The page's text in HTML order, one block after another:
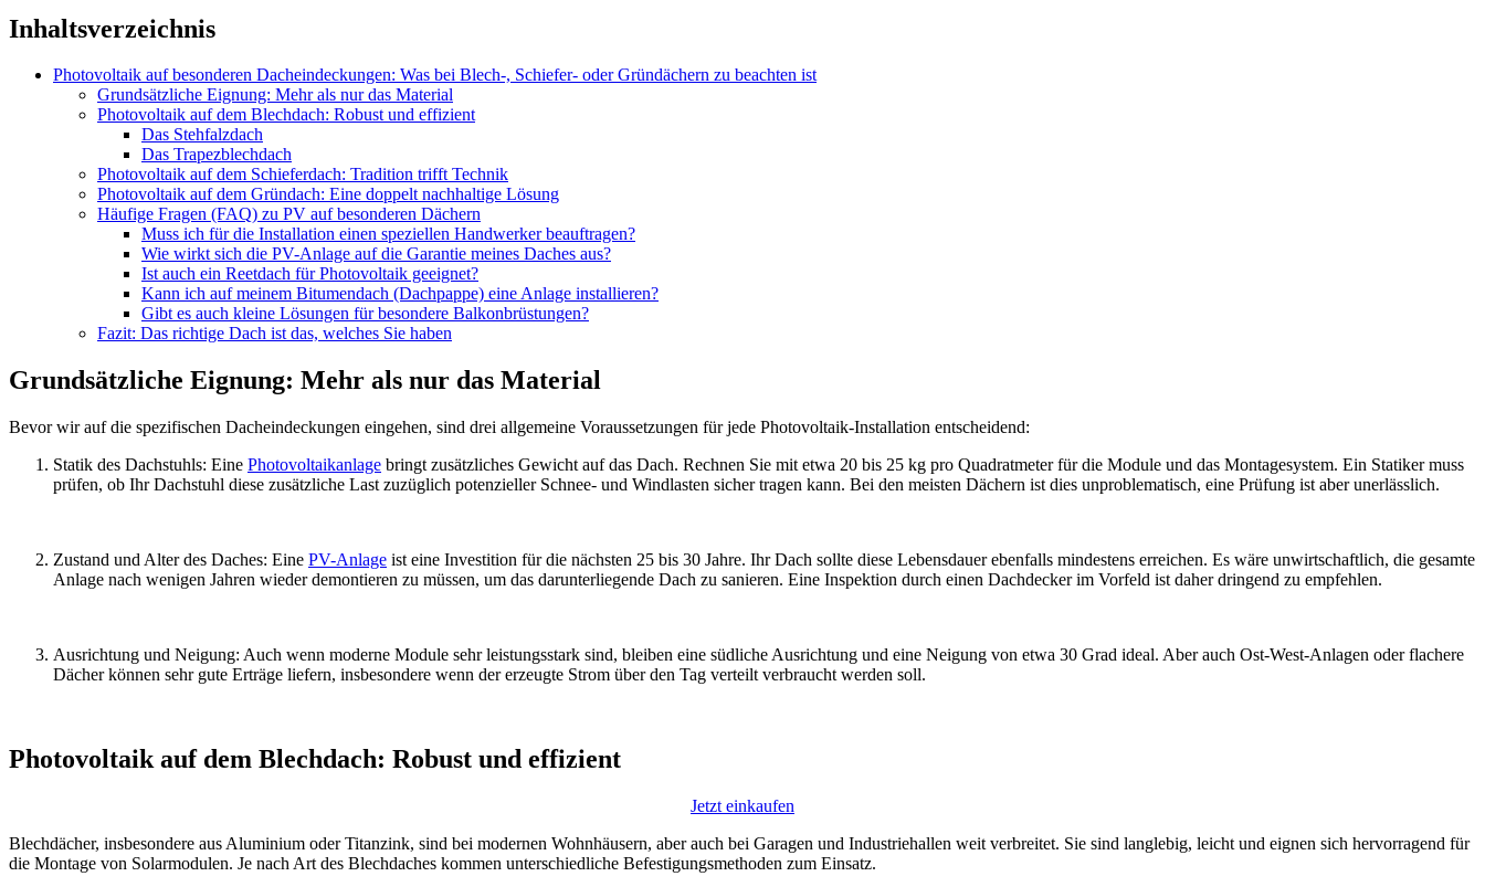
Inhaltsverzeichnis
Photovoltaik auf besonderen Dacheindeckungen: Was bei Blech-, Schiefer- oder Gründächern zu beachten ist
Grundsätzliche Eignung: Mehr als nur das Material
Photovoltaik auf dem Blechdach: Robust und effizient
Das Stehfalzdach
Das Trapezblechdach
Photovoltaik auf dem Schieferdach: Tradition trifft Technik
Photovoltaik auf dem Gründach: Eine doppelt nachhaltige Lösung
Häufige Fragen (FAQ) zu PV auf besonderen Dächern
Muss ich für die Installation einen speziellen Handwerker beauftragen?
Wie wirkt sich die PV-Anlage auf die Garantie meines Daches aus?
Ist auch ein Reetdach für Photovoltaik geeignet?
Kann ich auf meinem Bitumendach (Dachpappe) eine Anlage installieren?
Gibt es auch kleine Lösungen für besondere Balkonbrüstungen?
Fazit: Das richtige Dach ist das, welches Sie haben
Grundsätzliche Eignung: Mehr als nur das Material
Bevor wir auf die spezifischen Dacheindeckungen eingehen, sind drei allgemeine Voraussetzungen für jede Photovoltaik-Installation entscheidend:
Statik des Dachstuhls: Eine Photovoltaikanlage bringt zusätzliches Gewicht auf das Dach. Rechnen Sie mit etwa 20 bis 25 kg pro Quadratmeter für die Module und das Montagesystem. Ein Statiker muss
prüfen, ob Ihr Dachstuhl diese zusätzliche Last zuzüglich potenzieller Schnee- und Windlasten sicher tragen kann. Bei den meisten Dächern ist dies unproblematisch, eine Prüfung ist aber unerlässlich.
Zustand und Alter des Daches: Eine PV-Anlage ist eine Investition für die nächsten 25 bis 30 Jahre. Ihr Dach sollte diese Lebensdauer ebenfalls mindestens erreichen. Es wäre unwirtschaftlich, die gesamte
Anlage nach wenigen Jahren wieder demontieren zu müssen, um das darunterliegende Dach zu sanieren. Eine Inspektion durch einen Dachdecker im Vorfeld ist daher dringend zu empfehlen.
Ausrichtung und Neigung: Auch wenn moderne Module sehr leistungsstark sind, bleiben eine südliche Ausrichtung und eine Neigung von etwa 30 Grad ideal. Aber auch Ost-West-Anlagen oder flachere
Dächer können sehr gute Erträge liefern, insbesondere wenn der erzeugte Strom über den Tag verteilt verbraucht werden soll.
Photovoltaik auf dem Blechdach: Robust und effizient
Jetzt einkaufen
Blechdächer, insbesondere aus Aluminium oder Titanzink, sind bei modernen Wohnhäusern, aber auch bei Garagen und Industriehallen weit verbreitet. Sie sind langlebig, leicht und eignen sich hervorragend für
die Montage von Solarmodulen. Je nach Art des Blechdaches kommen unterschiedliche Befestigungsmethoden zum Einsatz.